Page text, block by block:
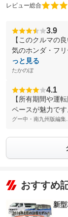
レビュー総合
3.9
【このクルマの
気のホンダ・フ
っと見る
たかのぼ
4.1
【所有期間や運
ペースが魅力で
グー中・南九州版編集...
おすすめ
新